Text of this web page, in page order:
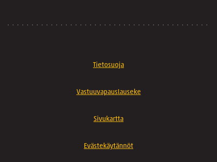
Tietosuoja
Vastuuvapauslauseke
Sivukartta
Evästekäytännöt